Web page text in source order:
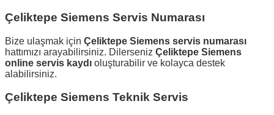
Çeliktepe Siemens Servis Numarası
Bize ulaşmak için Çeliktepe Siemens servis numarası
hattımızı arayabilirsiniz. Dilerseniz Çeliktepe Siemens
online servis kaydı oluşturabilir ve kolayca destek
alabilirsiniz.
Çeliktepe Siemens Teknik Servis